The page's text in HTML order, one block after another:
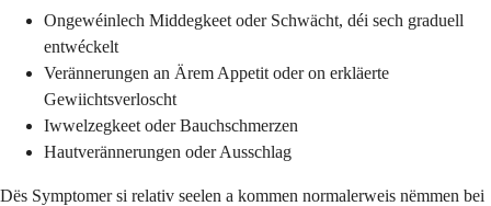
Ongewéinlech Middegkeet oder Schwächt, déi sech graduell
entwéckelt
Verännerungen an Ärem Appetit oder on erkläerte
Gewiichtsverloscht
Iwwelzegkeet oder Bauchschmerzen
Hautverännerungen oder Ausschlag
Dës Symptomer si relativ seelen a kommen normalerweis nëmmen bei